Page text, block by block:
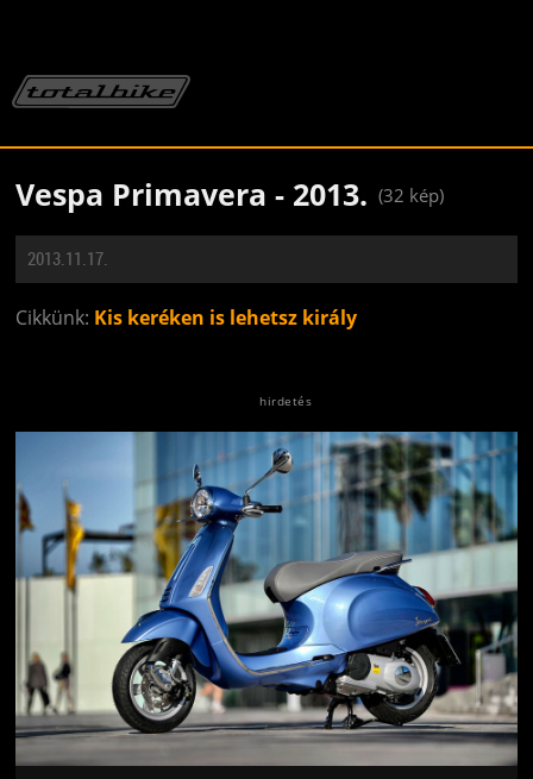
Vespa Primavera - 2013. (32 kép)
2013.11.17.
Cikkünk: Kis keréken is lehetsz király
Jön még kép!